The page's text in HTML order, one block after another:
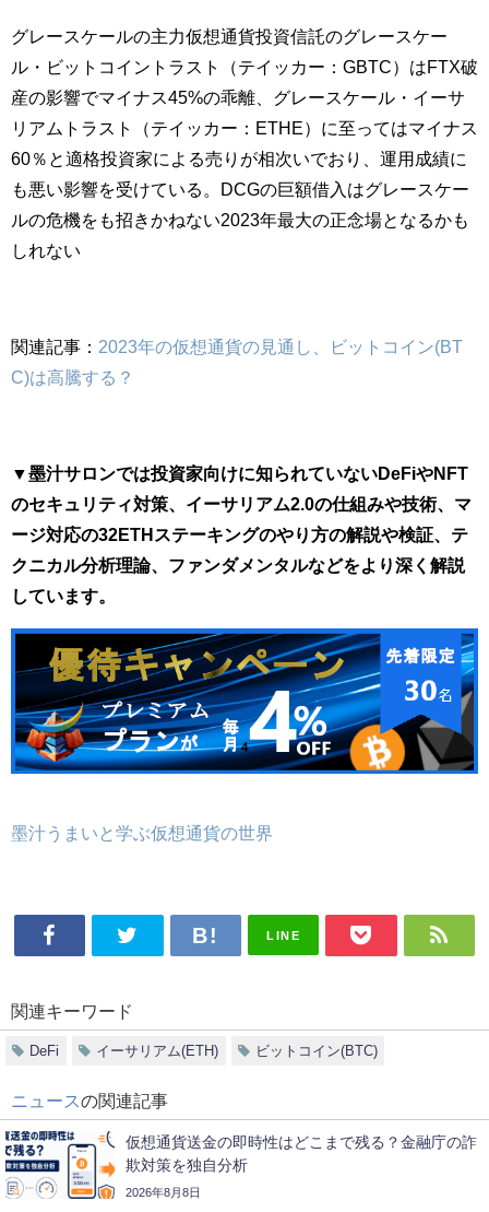
グレースケールの主力仮想通貨投資信託のグレースケー
ル・ ビットコイントラスト（テイッカー：GBTC）はFTX破
産の影響でマイナス45%の乖離、グレースケール・イーサ
リアムトラスト（テイッカー：ETHE）に至ってはマイナス
60％と適格投資家による売りが相次いでおり、運用成績に
も悪い影響を受けている。DCGの巨額借入はグレースケー
ルの危機をも招きかねない2023年最大の正念場となるかも
しれない
関連記事： 2023年の仮想通貨の見通し、ビットコイン(BT
C)は高騰する？
▼墨汁サロンでは投資家向けに知られていないDeFiやNFT
のセキュリティ対策、イーサリアム2.0の仕組みや技術、マ
ージ対応の32ETHステーキングのやり方の解説や検証、テ
クニカル分析理論、ファンダメンタルなどをより深く解説
しています。
墨汁うまいと学ぶ仮想通貨の世界
LINE
関連キーワード
DeFi イーサリアム(ETH) ビットコイン(BTC)
ニュースの関連記事
仮想通貨送金の即時性はどこまで残る？金融庁の詐
欺対策を独自分析
2026年8月8日